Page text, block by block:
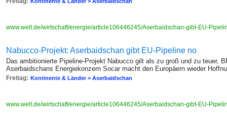
www.welt.de/wirtschaft/energie/article106446245/Aserbaidschan-gibt-EU-
Nabucco-Projekt: Aserbaidschan gibt EU-Pipeline no
Das ambitionierte Pipeline-Projekt Nabucco gilt als zu groß und zu teuer,
Aserbaidschans Energiekonzern Socar macht den Europäern wieder
Freitag: Kontinente & Länder > Aserbaidschan
www.welt.de/wirtschaft/energie/article106446245/Aserbaidschan-gibt-EU-